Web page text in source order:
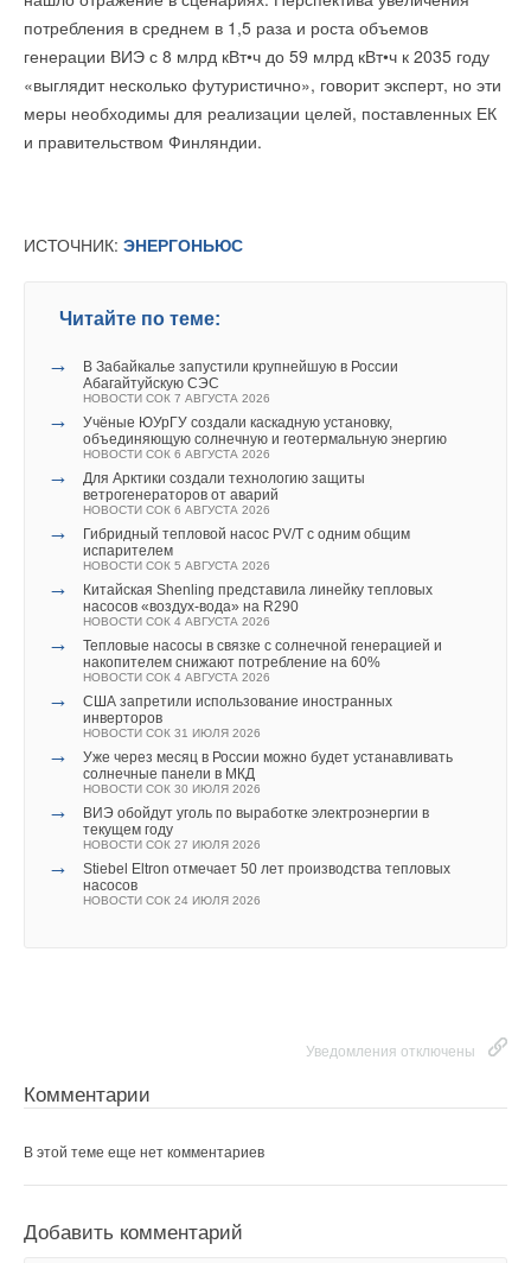
потребления в среднем в 1,5 раза и роста объемов
генерации ВИЭ с 8 млрд кВт•ч до 59 млрд кВт•ч к 2035 году
«выглядит несколько футуристично», говорит эксперт, но эти
меры необходимы для реализации целей, поставленных ЕК
и правительством Финляндии.
ИСТОЧНИК: ЭНЕРГОНЬЮС
Читайте по теме:
→
В Забайкалье запустили крупнейшую в России
Абагайтуйскую СЭС
НОВОСТИ СОК 7 АВГУСТА 2026
→
Учёные ЮУрГУ создали каскадную установку,
объединяющую солнечную и геотермальную энергию
НОВОСТИ СОК 6 АВГУСТА 2026
→
Для Арктики создали технологию защиты
ветрогенераторов от аварий
НОВОСТИ СОК 6 АВГУСТА 2026
→
Гибридный тепловой насос PV/T с одним общим
испарителем
НОВОСТИ СОК 5 АВГУСТА 2026
→
Китайская Shenling представила линейку тепловых
насосов «воздух-вода» на R290
НОВОСТИ СОК 4 АВГУСТА 2026
→
Тепловые насосы в связке с солнечной генерацией и
накопителем снижают потребление на 60%
НОВОСТИ СОК 4 АВГУСТА 2026
→
США запретили использование иностранных
инверторов
НОВОСТИ СОК 31 ИЮЛЯ 2026
→
Уже через месяц в России можно будет устанавливать
солнечные панели в МКД
НОВОСТИ СОК 30 ИЮЛЯ 2026
→
ВИЭ обойдут уголь по выработке электроэнергии в
текущем году
НОВОСТИ СОК 27 ИЮЛЯ 2026
→
Stiebel Eltron отмечает 50 лет производства тепловых
насосов
НОВОСТИ СОК 24 ИЮЛЯ 2026
Уведомления отключены
Комментарии
В этой теме еще нет комментариев
Добавить комментарий
Краснодара
ЖУРНАЛ СОК АПРЕЛЬ 2026
→
Китайские производители анонсируют всё новые
твердотельные аккумуляторы
НОВОСТИ СОК 26 МАРТА 2026
«Флэш-зарядка» электромобилей мощностью 1,5 МВт
уже на рынке
НОВОСТИ СОК 11 МАРТА 2026
В этой теме еще нет комментариев
Добавить комментарий
Ваше имя *
Ваш E-mail *
Текст комментария
мира стать водно-безопасными.
Читайте по теме:
сотрудничестве
НОВОСТИ СОК 27 ЯНВАРЯ 2022
→
Xylem в партнерстве с ЮНИСЕФ обеспечат доступ к
чистой воде для 3,4 млн детей в Индии
→
Хакеры помогают бороться с последствиями опасных
наводнений на хакатоне
→
Xylem расширяет гарантию до 5 лет на циркуляционные
насосы Lowara
→ Xylem Flygt Bibo Alpha
НОВОСТИ СОК 28 ИЮНЯ 2021
Компания Xylem представила новую серию
полупогружных многоступенчатых насосов Lowara серии
e-SVI
→
Xylem совместно с ЮНИСЕФ обеспечила предметами
гигиены 100 школ в Таджикистане
Комментарии
Ваш E-mail *
Текст комментария
Добавить комментарий
Ваше имя *